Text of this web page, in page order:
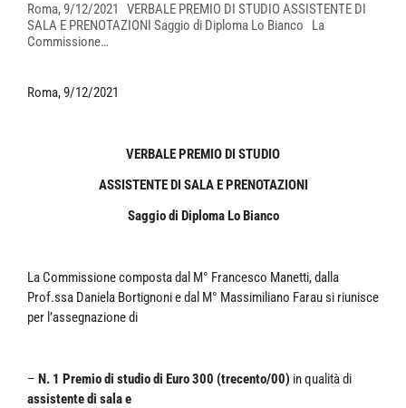
Roma, 9/12/2021 VERBALE PREMIO DI STUDIO ASSISTENTE DI
SALA E PRENOTAZIONI Saggio di Diploma Lo Bianco La
Commissione…
Roma, 9/12/2021
VERBALE PREMIO DI STUDIO
ASSISTENTE DI SALA E PRENOTAZIONI
Saggio di Diploma Lo Bianco
La Commissione composta dal M° Francesco Manetti, dalla
Prof.ssa Daniela Bortignoni e dal M° Massimiliano Farau si riunisce
per l’assegnazione di
– N. 1 Premio di studio di Euro 300 (trecento/00) in qualità di
assistente di sala e